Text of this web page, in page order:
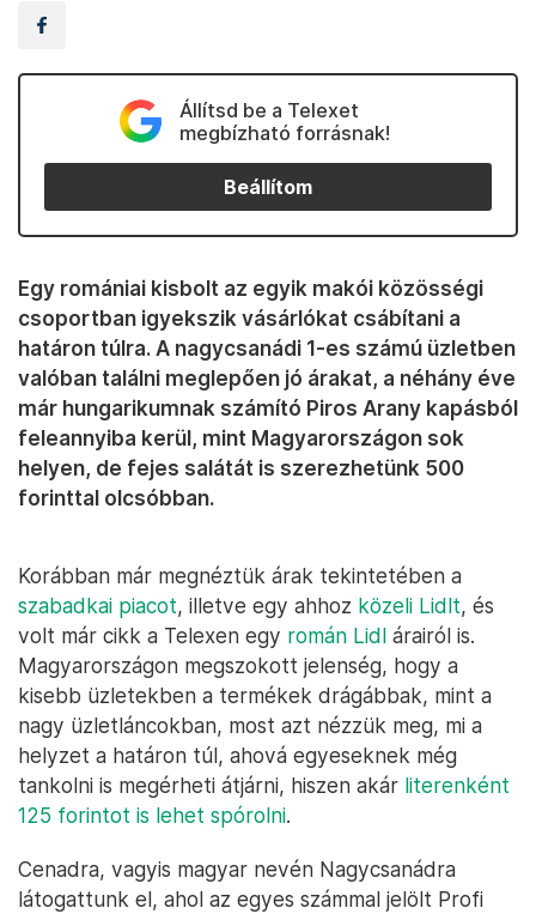
Állítsd be a Telexet
megbízható forrásnak!
Beállítom
Egy romániai kisbolt az egyik makói közösségi
csoportban igyekszik vásárlókat csábítani a
határon túlra. A nagycsanádi 1-es számú üzletben
valóban találni meglepően jó árakat, a néhány éve
már hungarikumnak számító Piros Arany kapásból
feleannyiba kerül, mint Magyarországon sok
helyen, de fejes salátát is szerezhetünk 500
forinttal olcsóbban.
Korábban már megnéztük árak tekintetében a
szabadkai piacot, illetve egy ahhoz közeli Lidlt, és
volt már cikk a Telexen egy román Lidl árairól is.
Magyarországon megszokott jelenség, hogy a
kisebb üzletekben a termékek drágábbak, mint a
nagy üzletláncokban, most azt nézzük meg, mi a
helyzet a határon túl, ahová egyeseknek még
tankolni is megérheti átjárni, hiszen akár literenként
125 forintot is lehet spórolni.
Cenadra, vagyis magyar nevén Nagycsanádra
látogattunk el, ahol az egyes számmal jelölt Profi